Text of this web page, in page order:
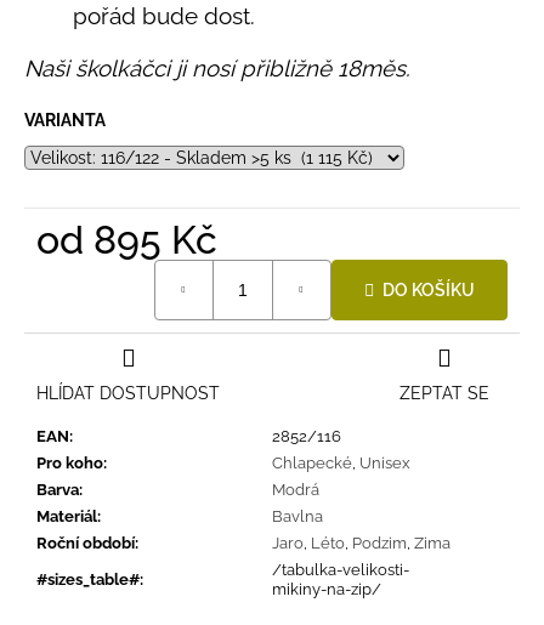
pořád bude dost.
Naši školkáčci ji nosí přibližně 18měs.
VARIANTA
od 895 Kč
DO KOŠÍKU
EAN:
2852/116
Pro koho: Chlapecké, Unisex
Barva:
Modrá
Materiál:
Bavlna
Roční období: Jaro, Léto, Podzim, Zima
#sizes_table#:
/tabulka-velikosti-
mikiny-na-zip/
ZEPTAT SE
HLÍDAT DOSTUPNOST
LETNÍ
KLOBOUČEK
OUŠKY
30
395
Kč